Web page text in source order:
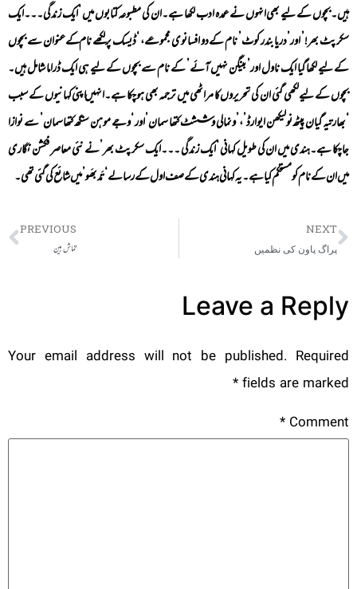
ہیں۔بچوں کے لیے بھی انہوں نے عمدہ ادب لکھا ہے۔ان کی مطبوعہ کتابوں میں ‘ایک زندگی۔۔۔ایک
سکرپٹ بھر!’ اور’دریا بندر کوٹ’ نام کے دو افسانوی مجموعے، ‘ڈیسک پر لکھے نام کے عنوان سے بچوں
کے لیے لکھا گیا ایک ناول اور’ بینگن نہیں آئے’ کے نام سے بچوں کے لیے ہی ایک ڈراما شامل ہیں۔
بچوں کے لیے لکھی گئی ان کی تحریروں کا مراٹھی میں ترجمہ بھی ہوچکا ہے۔انہیں اپنی کہانیوں کے سبب
‘بھارتیہ گیان پیٹھ نولیکھن ایوارڈ’،’ونمالی وششٹ کتھا سمان’ اور ‘وجے موہن سنگھ کتھا سمان’ سے نوازا
جاچکا ہے۔ہندی میں ان کی طویل کہانی ‘ایک زندگی ۔۔۔ایک سکرپٹ بھر’ نے نئی معاصر فکشن نگاری
میں ان کے نام کو مستحکم کیا ہے۔یہ کہانی ہندی کے صف اول کے رسالے ‘تَدبھَو’ میں شائع کی گئی تھی۔
PREVIOUS
تماش بین
NEXT
پراگ پاون کی نظمیں
Leave a Reply
Your email address will not be published. Required
fields are marked
*
Comment
*